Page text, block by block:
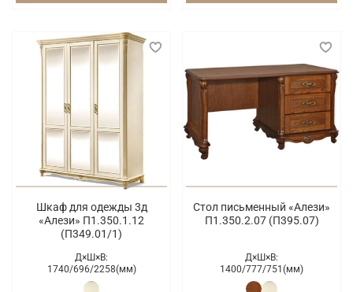
Шкаф для одежды 3д
«Алези» П1.350.1.12
(П349.01/1)
Д×Ш×В:
1740/696/2258(мм)
Стол письменный «Алези»
П1.350.2.07 (П395.07)
Д×Ш×В:
1400/777/751(мм)